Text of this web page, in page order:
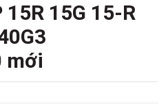
15G 15-R
mới